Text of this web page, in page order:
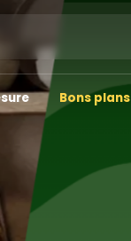
Bons plans